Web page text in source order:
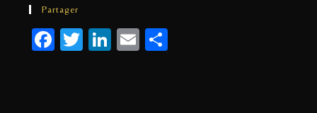
Partager
F
a
T
w
Li
n
E
m